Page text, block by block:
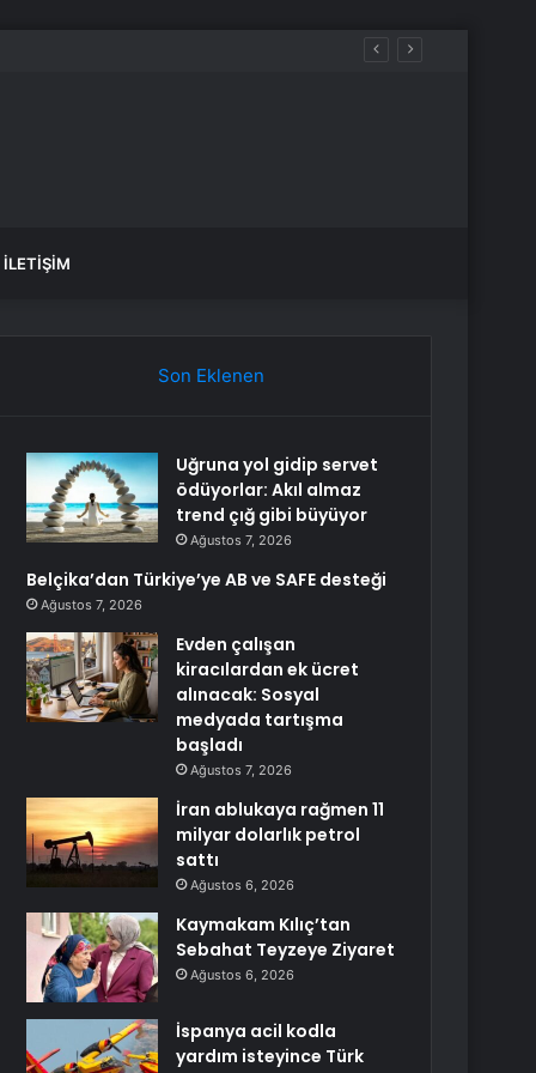
İLETIŞIM
Son Eklenen
Uğruna yol gidip servet
ödüyorlar: Akıl almaz
trend çığ gibi büyüyor
Ağustos 7, 2026
Belçika’dan Türkiye’ye AB ve SAFE desteği
Ağustos 7, 2026
Evden çalışan
kiracılardan ek ücret
alınacak: Sosyal
medyada tartışma
başladı
Ağustos 7, 2026
İran ablukaya rağmen 11
milyar dolarlık petrol
sattı
Ağustos 6, 2026
Kaymakam Kılıç’tan
Sebahat Teyzeye Ziyaret
Ağustos 6, 2026
İspanya acil kodla
yardım isteyince Türk